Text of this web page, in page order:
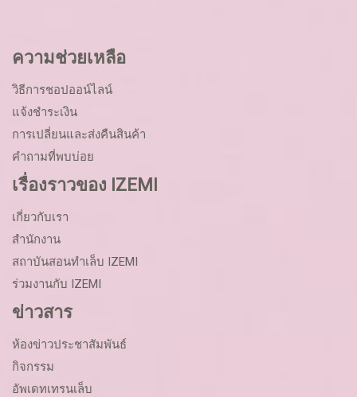
ความช่วยเหลือ
วิธีการชอปออน์ไลน์
แจ้งชำระเงิน
การเปลี่ยนและส่งคืนสินค้า
คำถามที่พบบ่อย
เรื่องราวของ IZEMI
เกี่ยวกับเรา
สำนักงาน
สถาบันสอนทำเล็บ IZEMI
ร่วมงานกับ IZEMI
ข่าวสาร
ห้องข่าวประชาสัมพันธ์
กิจกรรม
อัพเดทเทรนเล็บ